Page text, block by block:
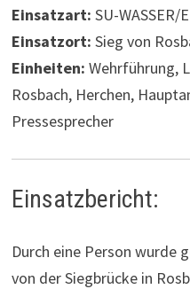
Einsatzart: SU-WASSER/
Einsatzort: Sieg von
Einheiten: Wehrführung,
Rosbach, Herchen,
Pressesprecher
Einsatzbericht:
Durch eine Person wurde
von der Siegbrücke in